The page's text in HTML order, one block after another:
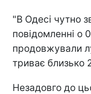
"В Одесі чутно
повідомленні о
продовжували
триває близько
Незадовго до